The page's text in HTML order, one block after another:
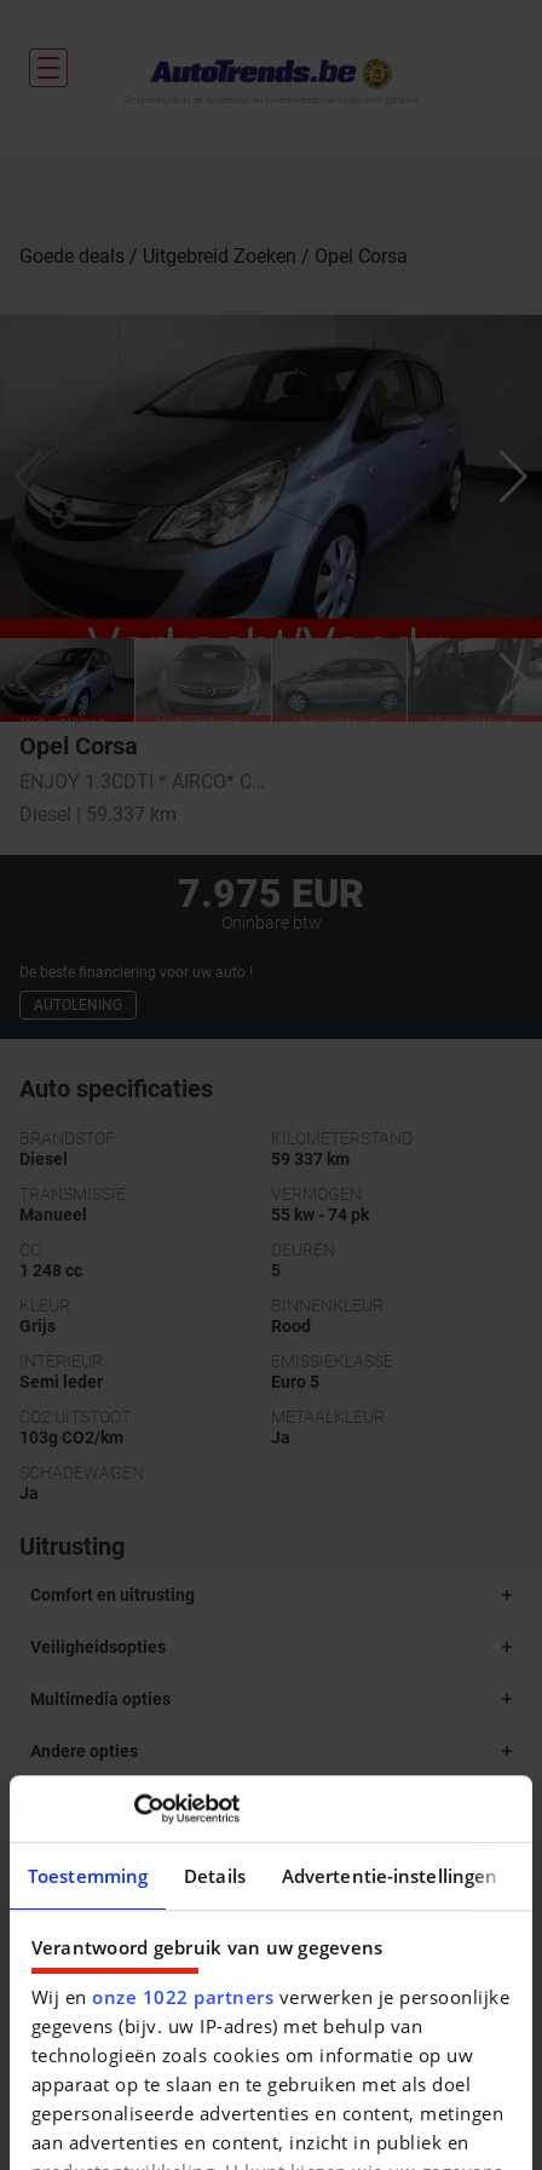
Toestemming Details Advertentie-instellingen
Verantwoord gebruik van uw gegevens
Wij enonze 1022 partners verwerken je persoonlijke
gegevens (bijv. uw IP-adres) met behulp van
technologieën zoals cookies om informatie op uw
apparaat op te slaan en te gebruiken met als doel
gepersonaliseerde advertenties en content, metingen
aan advertenties en content, inzicht in publiek en
Goede deals Uitgebreid Zoeken Opel Corsa
Opel Corsa
Diesel | 59.337 km
7.975 EUR
Oninbare btw
De beste financiering voor uw auto !
AUTOLENING
Auto specificaties
BRANDSTOF
Diesel
KILOMETERSTAND
59 337 km
TRANSMISSIE
Manueel
VERMOGEN
55 kw - 74 pk
CC
1 248 cc
DEUREN
5
KLEUR
Grijs
BINNENKLEUR
Rood
INTERIEUR
Semi leder
EMISSIEKLASSE
Euro 5
CO2 UITSTOOT
103g CO2/km
METAALKLEUR
Ja
SCHADEWAGEN
Ja
Uitrusting
Comfort en uitrusting
Veiligheidsopties
Multimedia opties
Andere opties
Beschrijving van het voertuig occasie
Alle DECAIGNY TWEEDEHANDS zijn gecertificeerd door
Opel en goedgekeurd door het erkende keuringsbureau
Dekra. Waarom een DECAIGNY TWEEDEHANDS wagen? -
minimum 1 jaar garantie (of langer indien gewenst) -
minimum 1 jaar Europese bijstand op de weg (Touring
Wegenhulp) jaarlijks verlengbaar bij onderhoud - officieel
Opel en Chevrolet verdeler - iedere wagen voldoet aan de
strenge Opel Certified Used Cars normen - uitgebreide
testrit mogelijk om onze kwaliteit te ervaren - iedere wagen
krijgt het officieel onderhoud bij aflevering. Onze door Opel